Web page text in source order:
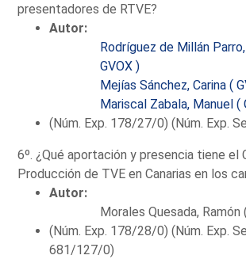
presentadores de RTVE?
Autor:
Rodríguez de Millán
GVOX )
Mejías Sánchez, Carina (
Mariscal Zabala, Manuel (
(Núm. Exp. 178/27/0) (Núm. Exp.
6º. ¿Qué aportación y presencia tiene el
Producción de TVE en Canarias en los
Autor:
Morales Quesada, Ramón
(Núm. Exp. 178/28/0) (Núm. Exp.
681/127/0)